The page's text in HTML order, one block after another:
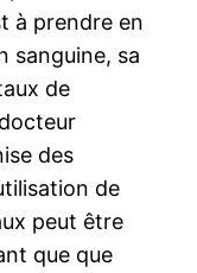
à prendre en
sanguine, sa
de
des
de
peut être
que que